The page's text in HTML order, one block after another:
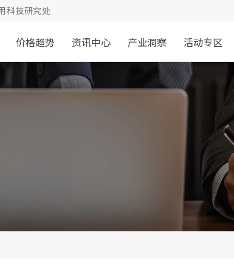
科技研究处
价格趋势 资讯中心 产业洞察 活动专区